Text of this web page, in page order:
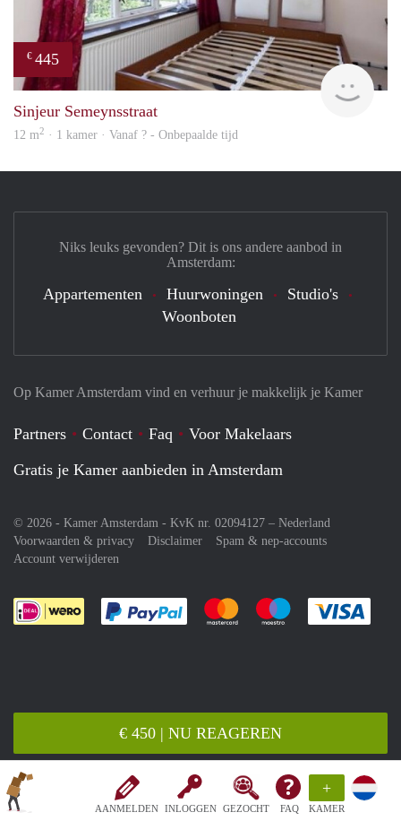
AANMELDEN INLOGGEN GEZOCHT FAQ
+
KAMER
€ 450 | NU REAGEREN
€ 445
Sinjeur Semeynsstraat
12 m2 · 1 kamer · Vanaf ? - Onbepaalde tijd
Op Kamer Amsterdam vind en verhuur je makkelijk je Kamer
Partners Contact Faq
Voor Makelaars
Gratis je Kamer aanbieden in Amsterdam
© 2026 - Kamer Amsterdam - KvK nr. 02094127 – Nederland
Voorwaarden & privacy
Disclaimer
Spam & nep-accounts
Account verwijderen
Je rekent gemakkelijk af met Paypal
Je rekent gemakkelijk af met
Je rekent
Niks leuks gevonden? Dit is ons andere aanbod in
Amsterdam:
Appartementen Huurwoningen
Studio's
Woonboten